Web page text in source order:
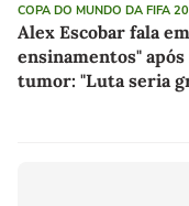
COPA DO MUNDO DA FIFA
Alex Escobar fala
ensinamentos"
tumor: "Luta seria